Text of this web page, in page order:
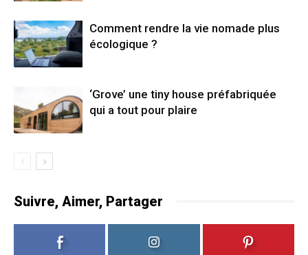
Comment rendre la vie nomade plus
écologique ?
‘Grove’ une tiny house préfabriquée
qui a tout pour plaire
Suivre, Aimer, Partager